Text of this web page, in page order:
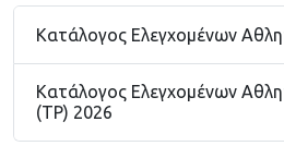
Κατάλογος Ελεγχομένων
Κατάλογος Ελεγχομένων Αθλητών
(TP) 2026